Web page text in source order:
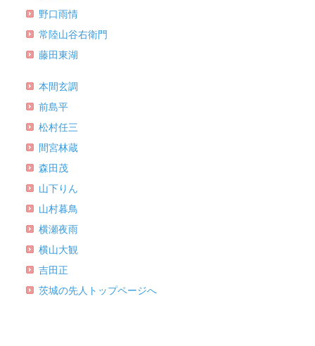
野口雨情
常陸山谷右衛門
藤田東湖
本間玄調
前島平
松村任三
間宮林蔵
森田茂
山下りん
山村暮鳥
横瀬夜雨
横山大観
吉田正
茨城の先人トップページへ